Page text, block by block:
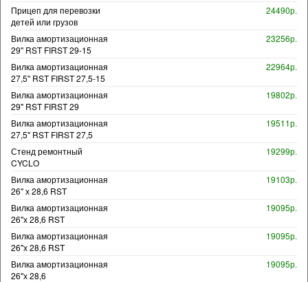
Прицеп для перевозки
детей или грузов
24490р.
Вилка амортизационная
29" RST FIRST 29-15
23256р.
Вилка амортизационная
27,5" RST FIRST 27,5-15
22964р.
Вилка амортизационная
29" RST FIRST 29
19802р.
Вилка амортизационная
27,5" RST FIRST 27,5
19511р.
Стенд ремонтный
CYCLO
19299р.
Вилка амортизационная
26" х 28,6 RST
19103р.
Вилка амортизационная
26"х 28,6 RST
19095р.
Вилка амортизационная
26"х 28,6 RST
19095р.
Вилка амортизационная
26"х 28,6
19095р.